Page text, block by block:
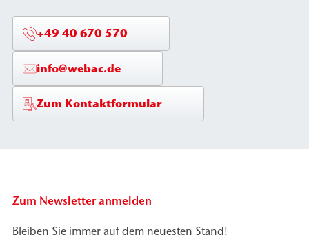
+49 40 670 570
info@webac.de
Zum Kontaktformular
Zum Newsletter anmelden
Bleiben Sie immer auf dem neuesten Stand!